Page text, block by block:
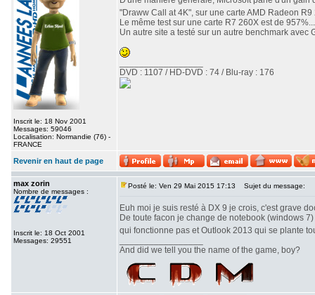
Inscrit le: 18 Nov 2001
Messages: 59046
Localisation: Normandie (76) -
FRANCE
"Draww Call at 4K", sur une carte AMD Radeon
Le même test sur une carte R7 260X est de 957%...
Un autre site a testé sur un autre benchmark avec
DVD : 1107 / HD-DVD : 74 / Blu-ray : 176
Revenir en haut de page
max zorin
Nombre de messages :
Inscrit le: 18 Oct 2001
Messages: 29551
Posté le: Ven 29 Mai 2015 17:13 Sujet du message:
Euh moi je suis resté à DX 9 je crois, c'est grave
De toute facon je change de notebook (windows
qui fonctionne pas et Outlook 2013 qui se plante
And did we tell you the name of the game, boy?